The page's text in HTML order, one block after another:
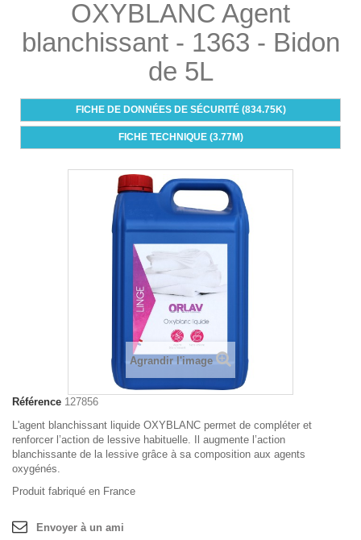
OXYBLANC Agent
blanchissant - 1363 - Bidon
de 5L
FICHE DE DONNÉES DE SÉCURITÉ (834.75K)
FICHE TECHNIQUE (3.77M)
Agrandir l'image
Référence 127856
L'agent blanchissant liquide OXYBLANC permet de compléter et
renforcer l’action de lessive habituelle. Il augmente l’action
blanchissante de la lessive grâce à sa composition aux agents
oxygénés.
Produit fabriqué en France
Envoyer à un ami